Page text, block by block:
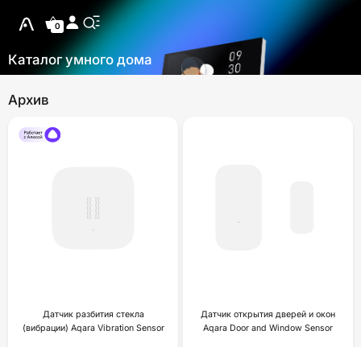
0
Каталог умного дома
Архив
Датчик разбития стекла
(вибрации) Aqara Vibration Sensor
Датчик открытия дверей и окон
Aqara Door and Window Sensor